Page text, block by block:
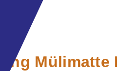
Mülimatte